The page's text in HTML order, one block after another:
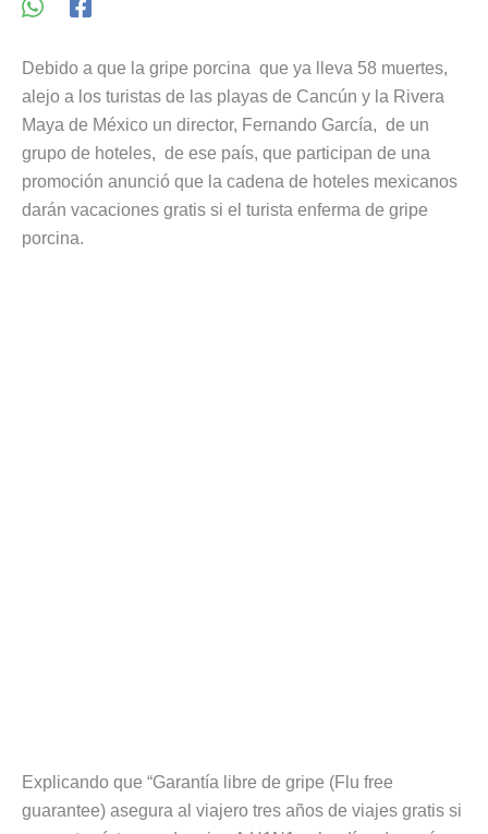
Debido a que la gripe porcina que ya lleva 58 muertes,
alejo a los turistas de las playas de Cancún y la Rivera
Maya de México un director, Fernando García, de un
grupo de hoteles, de ese país, que participan de una
promoción anunció que la cadena de hoteles mexicanos
darán vacaciones gratis si el turista enferma de gripe
porcina.
Explicando que “Garantía libre de gripe (Flu free
guarantee) asegura al viajero tres años de viajes gratis si